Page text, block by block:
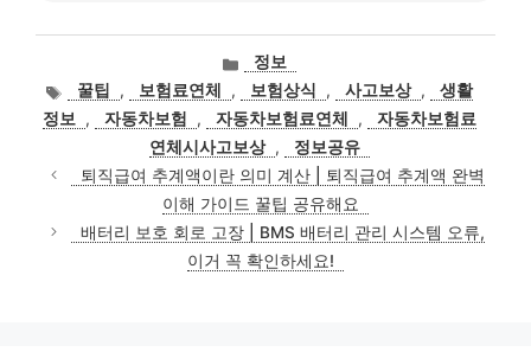
카
테
고
리
정보
태
그
꿀팁 , 보험료연체 , 보험상식 , 사고보상 ,
생활
정보
, 자동차보험 , 자동차보험료연체 ,
자동차보험료
연체시사고보상 ,
정보공유
퇴직급여 추계액이란 의미 계산 | 퇴직급여 추계액 완벽
이해 가이드 꿀팁 공유해요
배터리 보호 회로 고장 | BMS 배터리 관리 시스템 오류,
이거 꼭 확인하세요!